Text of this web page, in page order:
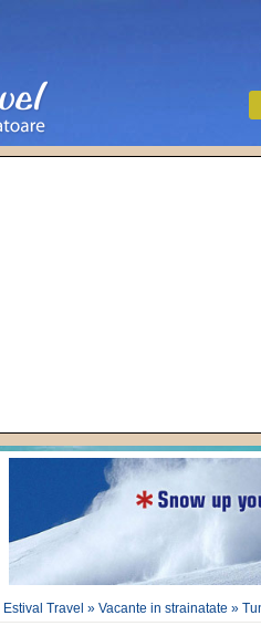
Estival Travel » Vacante in strainatate »